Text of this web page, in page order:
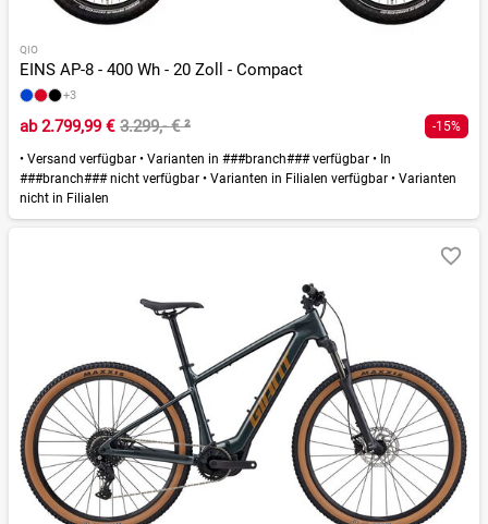
QIO
EINS AP-8 - 400 Wh - 20 Zoll - Compact
+3
ab2.799,99 € 3.299,- €² -15%
• Versand verfügbar • Varianten in ###branch### verfügbar • In
###branch### nicht verfügbar • Varianten in Filialen verfügbar • Varianten
nicht in Filialen